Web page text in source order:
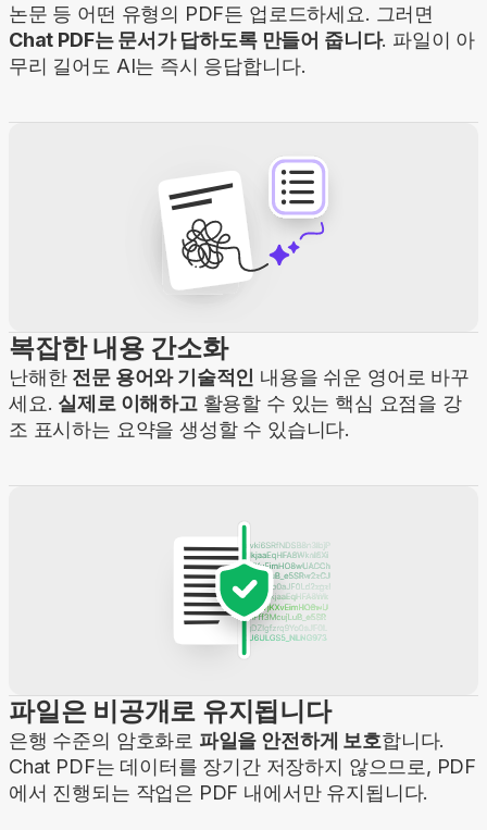
논문 등 어떤 유형의 PDF든 업로드하세요. 그러면
Chat PDF는 문서가 답하도록 만들어 줍니다. 파일이 아
무리 길어도 AI는 즉시 응답합니다.
복잡한 내용 간소화
난해한 전문 용어와 기술적인 내용을 쉬운 영어로 바꾸
세요. 실제로 이해하고 활용할 수 있는 핵심 요점을 강
조 표시하는 요약을 생성할 수 있습니다.
파일은 비공개로 유지됩니다
은행 수준의 암호화로 파일을 안전하게 보호합니다.
Chat PDF는 데이터를 장기간 저장하지 않으므로, PDF
에서 진행되는 작업은 PDF 내에서만 유지됩니다.